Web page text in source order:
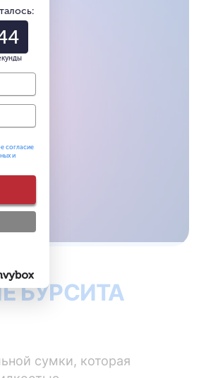
БУРСИТА
сумки, которая
согласие
и